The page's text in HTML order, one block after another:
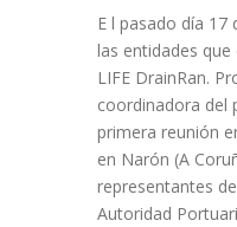
E l pasado día 17
las entidades
LIFE DrainRan.
coordinadora del
primera reunión
en Narón (A
representantes
Autoridad